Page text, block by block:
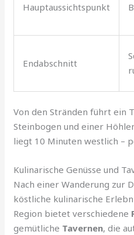
Hauptaussichtspunkt
Endabschnitt
Von den Stränden führt ein
Steinbogen und einer
liegt 10 Minuten westlich –
Kulinarische Genüsse und
Nach einer Wanderung zur
köstliche kulinarische
Region bietet verschiedene
gemütliche Tavernen, die